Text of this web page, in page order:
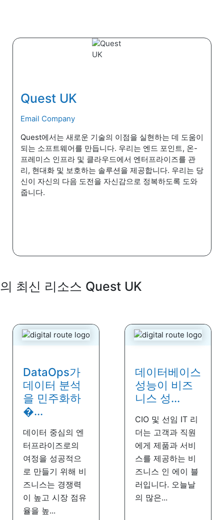
Quest UK
Email Company
Quest에서는 새로운 기술의 이점을 실현하는 데 도움이
되는 소프트웨어를 만듭니다. 우리는 엔드 포인트, 온-
프레미스 인프라 및 클라우드에서 엔터프라이즈를 관
리, 현대화 및 보호하는 솔루션을 제공합니다. 우리는 당
신이 자신의 다음 도전을 자신감으로 정복하도록 도와
줍니다.
의 최신 리소스 Quest UK
DataOps가
데이터 분석
을 민주화하
�...
데이터 중심의 엔
터프라이즈로의
여정을 성공적으
로 만들기 위해 비
즈니스는 경쟁력
이 높고 시장 점유
율을 높...
데이터베이스
성능이 비즈
니스 성...
CIO 및 선임 IT 리
더는 고객과 직원
에게 제품과 서비
스를 제공하는 비
즈니스 인 에이 블
러입니다. 오늘날
의 많은...